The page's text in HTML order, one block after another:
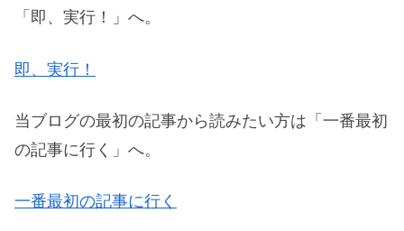
「即、実行！」へ。
即、実行！
当ブログの最初の記事から読みたい方は「一番最初
の記事に行く」へ。
一番最初の記事に行く